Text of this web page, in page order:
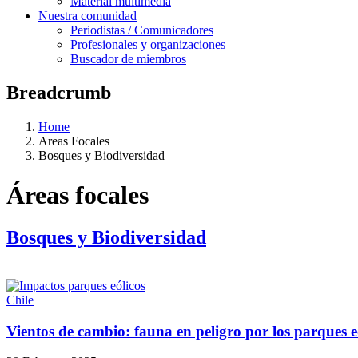
Nuestra comunidad
Periodistas / Comunicadores
Profesionales y organizaciones
Buscador de miembros
Breadcrumb
Home
Areas Focales
Bosques y Biodiversidad
Áreas focales
Bosques y Biodiversidad
Chile
Vientos de cambio: fauna en peligro por los parques